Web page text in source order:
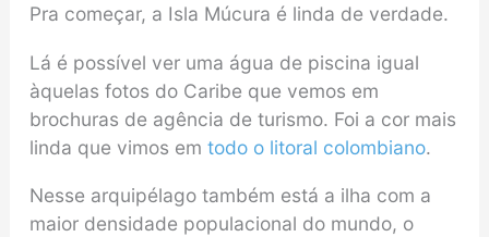
Pra começar, a Isla Múcura é linda de verdade.
Lá é possível ver uma água de piscina igual
àquelas fotos do Caribe que vemos em
brochuras de agência de turismo. Foi a cor mais
linda que vimos em todo o litoral colombiano.
Nesse arquipélago também está a ilha com a
maior densidade populacional do mundo, o